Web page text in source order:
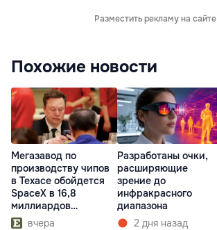
Разместить рекламу на сайте
Похожие новости
Мегазавод по
производству чипов
в Техасе обойдется
SpaceX в 16,8
миллиардов
долларов
вчера
Разработаны очки,
расширяющие
зрение до
инфракрасного
диапазона
2 дня назад